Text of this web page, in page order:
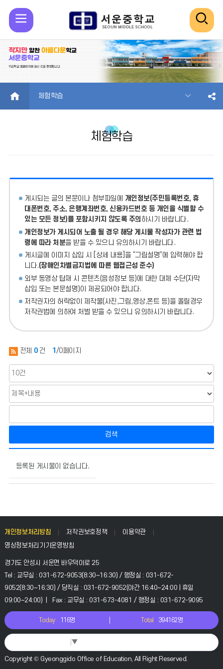
모
바
일
메
뉴
검
색
열
기
HOME 체험학습
체험학습
게시되는 글의 본문이나 첨부파일에 개인정보(주민등록번호, 휴
대폰번호, 주소, 은행계좌번호, 신용카드번호 등 개인을 식별할 수
있는 모든 정보)를 포함시키지 않도록 주의 하시기 바랍니다.
개인정보가 게시되어 노출 될 경우 해당 게시물 작성자가 관련 법
령에 따라 처분을 받을 수 있으니 유의하시기 바랍니다.
게시글에 이미지 삽입 시 [상세 내용]을 “그림설명”에 입력해야 합
니다.(장애인차별금지법에 따른 웹접근성 준수)
외부 동영상 탑재 시 콘텐츠(음성정보 등)에 대한 대체 수단(자막
삽입 또는 본문설명)이 제공되어야 합니다.
저작권자의 허락없이 제작물(사진,그림,영상,폰트 등)을 올릴경우
저작권법에 의하여 처벌 받을 수 있으니 유의하시기 바랍니다.
전체 0 건 1 /0페이지
검색
습
시
물
호,
제
작
성
자,
등
일,
회
수
등록된 게시물이 없습니다.
개인정보처리방침 저작권보호정책
이용약관
영상정보처리기기운영방침
경기도 안성시 서운면 바우덕이로 25
Tel : 교무실 : 031-672-9053(8:30~16:30) / 행정실 : 031-672-
9052(8:30~16:30) / 당직실 : 031-672-9052(야간 16:40~24:00 | 휴일
09:00~24:00) | Fax : 교무실 : 031-673-4081 / 행정실 : 031-672-9095
Today 116명 Total 394162명
▼
Copyright © Gyeonggido Office of Education, All Right Reserved.